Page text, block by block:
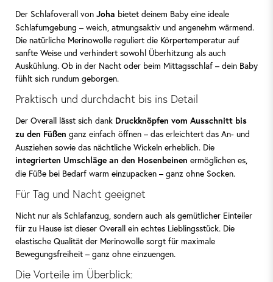
Der Schlafoverall von Joha bietet deinem Baby eine ideale
Schlafumgebung – weich, atmungsaktiv und angenehm wärmend.
Die natürliche Merinowolle reguliert die Körpertemperatur auf
sanfte Weise und verhindert sowohl Überhitzung als auch
Auskühlung. Ob in der Nacht oder beim Mittagsschlaf – dein Baby
fühlt sich rundum geborgen.
Praktisch und durchdacht bis ins Detail
Der Overall lässt sich dank Druckknöpfen vom Ausschnitt bis
zu den Füßen ganz einfach öffnen – das erleichtert das An- und
Ausziehen sowie das nächtliche Wickeln erheblich. Die
integrierten Umschläge an den Hosenbeinen ermöglichen es,
die Füße bei Bedarf warm einzupacken – ganz ohne Socken.
Für Tag und Nacht geeignet
Nicht nur als Schlafanzug, sondern auch als gemütlicher Einteiler
für zu Hause ist dieser Overall ein echtes Lieblingsstück. Die
elastische Qualität der Merinowolle sorgt für maximale
Bewegungsfreiheit – ganz ohne einzuengen.
Die Vorteile im Überblick: